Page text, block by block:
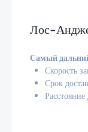
Лос-
Самый
Скорость
Срок